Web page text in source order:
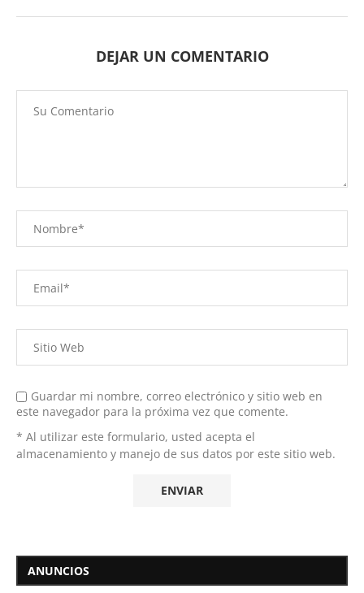
DEJAR UN COMENTARIO
Guardar mi nombre, correo electrónico y sitio web en
este navegador para la próxima vez que comente.
* Al utilizar este formulario, usted acepta el
almacenamiento y manejo de sus datos por este sitio web.
ANUNCIOS